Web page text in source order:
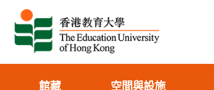
館藏 空間與設施